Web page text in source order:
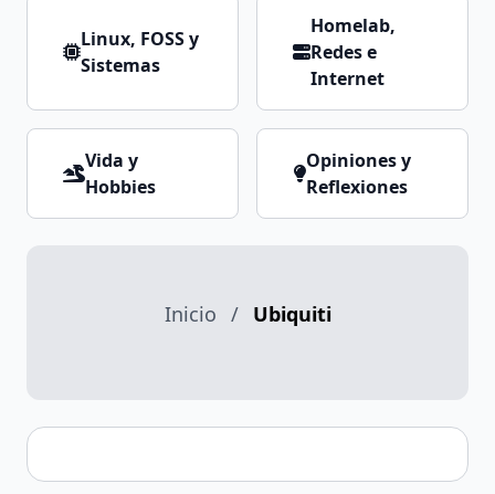
Linux, FOSS y
Sistemas
Homelab,
Redes e
Internet
Vida y
Hobbies
Opiniones y
Reflexiones
Inicio / Ubiquiti